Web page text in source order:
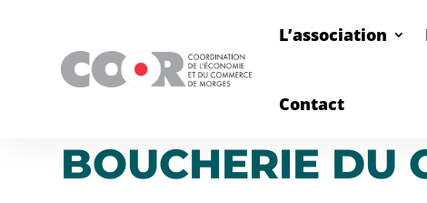
L’association
Contact
BOUCHERIE DU